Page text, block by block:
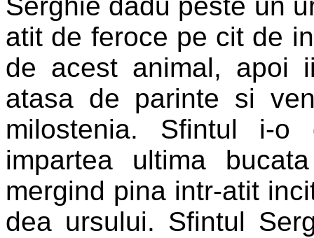
atit de feroce pe cit de
de acest animal, apoi
atasa de parinte si
milostenia. Sfintul i-
impartea ultima
mergind pina intr-atit
dea ursului. Sfintul